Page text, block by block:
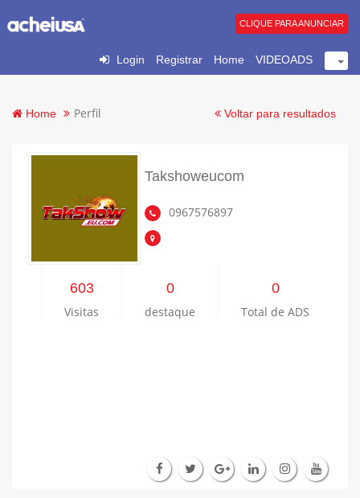
Login Registrar Home VIDEOADS
CLIQUE PARA ANUNCIAR
Home Perfil Voltar para resultados
Takshoweucom
0967576897
603
Visitas
0
destaque
0
Total de ADS